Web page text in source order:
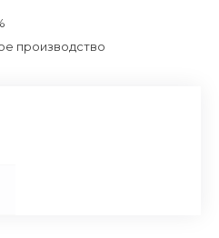
производство